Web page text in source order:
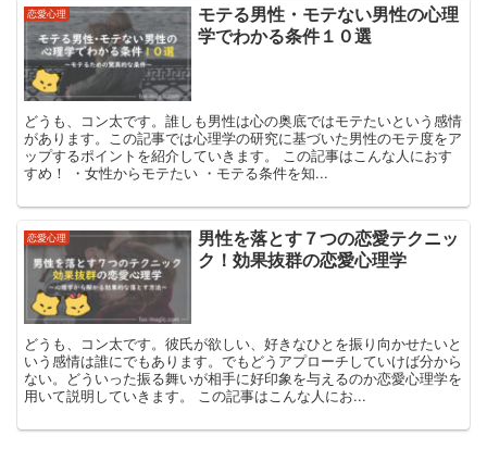
恋愛心理
モテる男性・モテない男性の心理
学でわかる条件１０選
どうも、コン太です。誰しも男性は心の奥底ではモテたいという感情
があります。この記事では心理学の研究に基づいた男性のモテ度をア
ップするポイントを紹介していきます。 この記事はこんな人におす
すめ！ ・女性からモテたい ・モテる条件を知...
恋愛心理
男性を落とす７つの恋愛テクニッ
ク！効果抜群の恋愛心理学
どうも、コン太です。彼氏が欲しい、好きなひとを振り向かせたいと
いう感情は誰にでもあります。でもどうアプローチしていけば分から
ない。どういった振る舞いが相手に好印象を与えるのか恋愛心理学を
用いて説明していきます。 この記事はこんな人にお...